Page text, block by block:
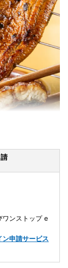
ワンストップ e
ン申請サービス